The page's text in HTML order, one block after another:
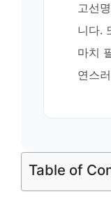
고선
니다.
마치
연스
Table of